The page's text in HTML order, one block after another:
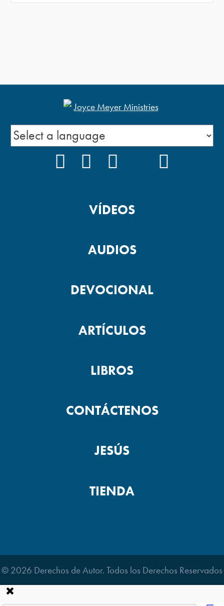
VÍDEOS
AUDIOS
DEVOCIONAL
ARTÍCULOS
LIBROS
CONTÁCTENOS
JESÚS
TIENDA
© 2026 Derechos de Autor. Todos los Derechos Reservados